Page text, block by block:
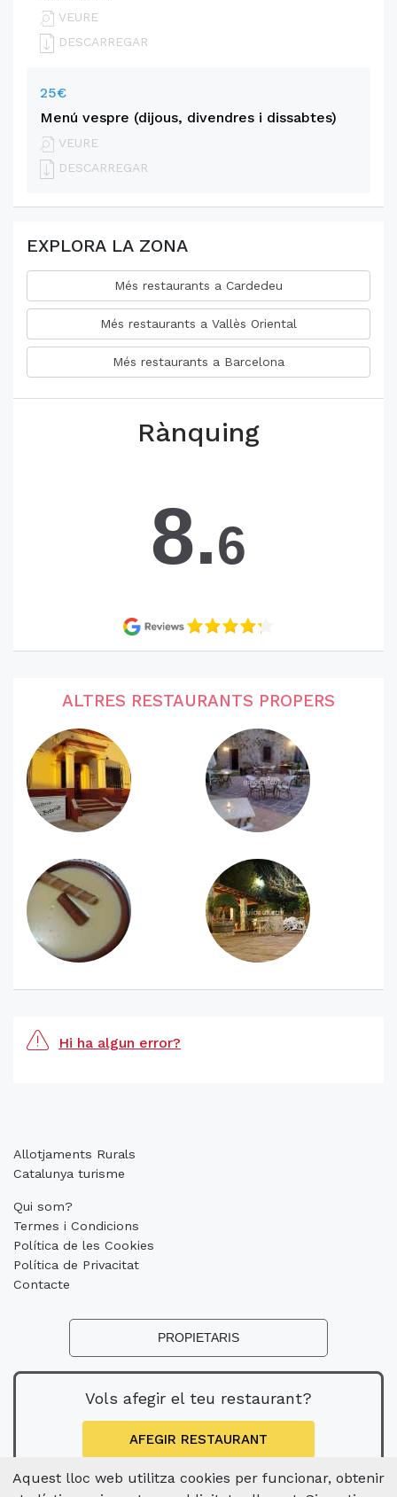
VEURE
DESCARREGAR
25€
Menú vespre (dijous, divendres i dissabtes)
VEURE
DESCARREGAR
EXPLORA LA ZONA
Més restaurants a Cardedeu
Més restaurants a Vallès Oriental
Més restaurants a Barcelona
Rànquing
8.6
ALTRES RESTAURANTS PROPERS
Hi ha algun error?
Allotjaments Rurals
Catalunya turisme
Qui som?
Termes i Condicions
Política de les Cookies
Política de Privacitat
Contacte
PROPIETARIS
Vols afegir el teu restaurant?
AFEGIR RESTAURANT
Aquest lloc web utilitza cookies per funcionar, obtenir